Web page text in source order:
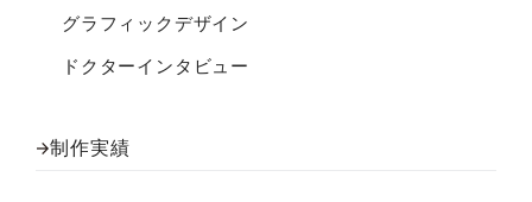
グラフィックデザイン
ドクターインタビュー
制作実績